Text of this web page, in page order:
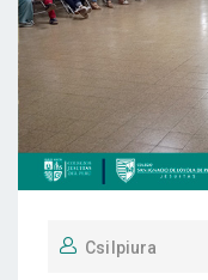
Csilpiura